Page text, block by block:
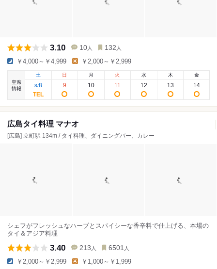
3.10 10 人 132 人
￥4,000～￥4,999 ￥2,000～￥2,999
空席
情報
土
8/8
日
9
月
10
火
11
水
12
木
13
金
14
広島タイ料理 マナオ
[広島] 立町駅 134m / タイ料理、ダイニングバー、カレー
シェフがフレッシュなハーブとスパイシーな香辛料で仕上げる、本場の
タイ＆アジア料理
3.40 213 人 6501 人
￥2,000～￥2,999 ￥1,000～￥1,999